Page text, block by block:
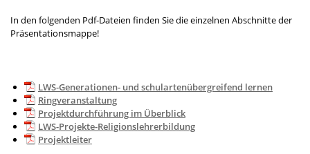
In den folgenden Pdf-Dateien finden Sie die einzelnen Abschnitte der
Präsentationsmappe!
LWS-Generationen- und schulartenübergreifend lernen
Ringveranstaltung
Projektdurchführung im Überblick
LWS-Projekte-Religionslehrerbildung
Projektleiter